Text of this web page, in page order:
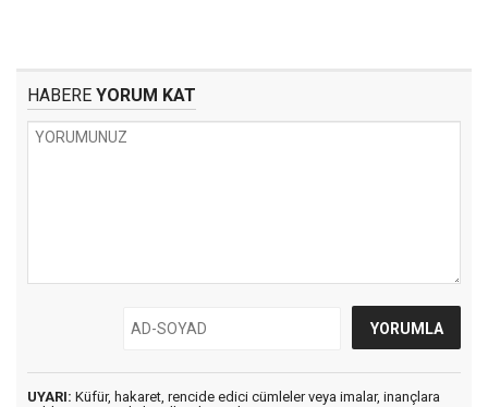
HABERE YORUM KAT
UYARI: Küfür, hakaret, rencide edici cümleler veya imalar, inançlara